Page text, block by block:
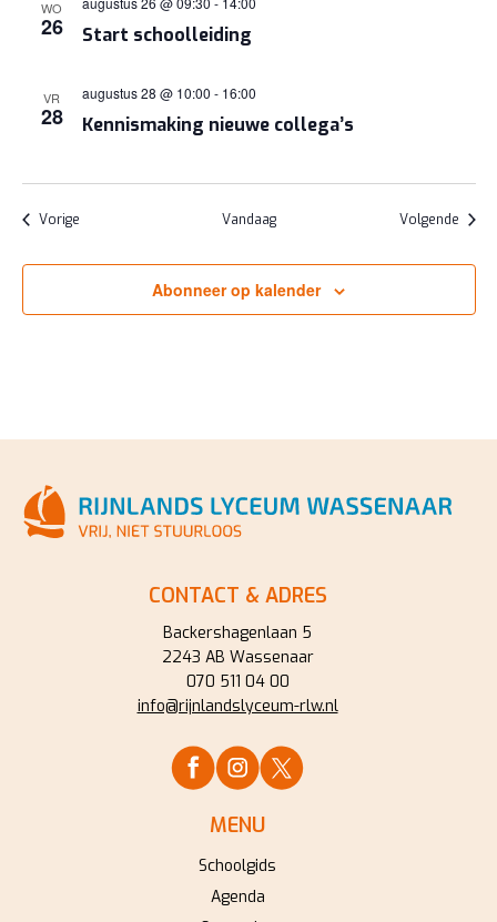
WO
26 Start schoolleiding
VR
28 Kennismaking nieuwe collega’s
augustus 28 @ 10:00 - 16:00
VorigeEvenementen Vandaag Volgende
Abonneer op kalender
CONTACT & ADRES
Backershagenlaan 5
2243 AB Wassenaar
070 511 04 00
info@rijnlandslyceum-rlw.nl
MENU
Schoolgids
Agenda